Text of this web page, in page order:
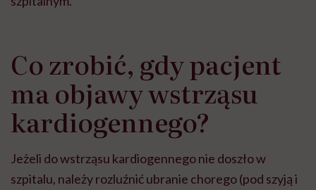
Co zrobić, gdy pacjent
ma objawy wstrząsu
kardiogennego?
Jeżeli do wstrząsu kardiogennego nie doszło w
szpitalu, należy rozluźnić ubranie chorego (pod szyją i